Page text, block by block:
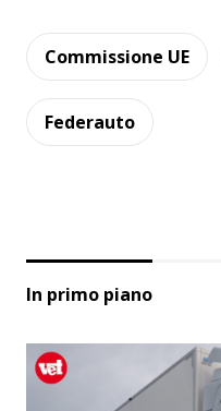
Commissione UE
Federauto
In primo piano